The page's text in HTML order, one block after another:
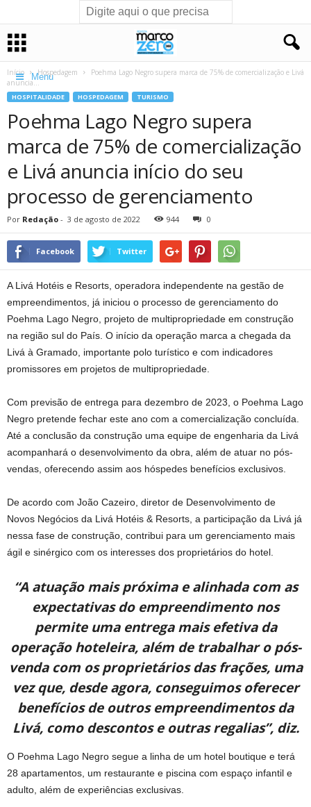
Menu
Início Hospedagem
Poehma Lago Negro supera marca de 75% de comercialização e Livá
anuncia...
HOSPITALIDADE HOSPEDAGEM TURISMO
Poehma Lago Negro supera
marca de 75% de comercialização
e Livá anuncia início do seu
processo de gerenciamento
Por Redação - 3 de agosto de 2022 944 0
Facebook Twitter
A Livá Hotéis e Resorts, operadora independente na gestão de
empreendimentos, já iniciou o processo de gerenciamento do
Poehma Lago Negro, projeto de multipropriedade em construção
na região sul do País. O início da operação marca a chegada da
Livá à Gramado, importante polo turístico e com indicadores
promissores em projetos de multipropriedade.
Com previsão de entrega para dezembro de 2023, o Poehma Lago
Negro pretende fechar este ano com a comercialização concluída.
Até a conclusão da construção uma equipe de engenharia da Livá
acompanhará o desenvolvimento da obra, além de atuar no pós-
vendas, oferecendo assim aos hóspedes benefícios exclusivos.
De acordo com João Cazeiro, diretor de Desenvolvimento de
Novos Negócios da Livá Hotéis & Resorts, a participação da Livá já
nessa fase de construção, contribui para um gerenciamento mais
ágil e sinérgico com os interesses dos proprietários do hotel.
“A atuação mais próxima e alinhada com as
expectativas do empreendimento nos
permite uma entrega mais efetiva da
operação hoteleira, além de trabalhar o pós-
venda com os proprietários das frações, uma
vez que, desde agora, conseguimos oferecer
benefícios de outros empreendimentos da
Livá, como descontos e outras regalias”, diz.
O Poehma Lago Negro segue a linha de um hotel boutique e terá
28 apartamentos, um restaurante e piscina com espaço infantil e
adulto, além de experiências exclusivas.